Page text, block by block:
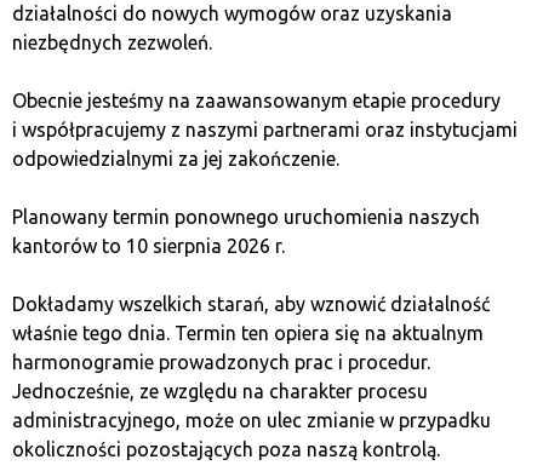
Nie musisz być guru blockchain, żeby wymienić
kryptowaluty w naszym kantorze. Proces jest tak prosty,
z kryptowalutami, poradzisz sobie bez problemu. A jeśli
masz pytania, nasi ludzie są na miejscu, żeby Ci pomóc
– od limitów po warunki wymiany.
Profesjonalna obsługa,
która robi różnicę
Sieć kantorów Bitcoin Quark to ekipa, która zna się
na rzeczy. Nasi specjaliści od lat działają na rynku
kryptowalut, obsługując zarówno początkujących, jak
i doświadczonych inwestorów. Każda transakcja to dla
działalności do nowych wymogów oraz uzyskania
niezbędnych zezwoleń.
Obecnie jesteśmy na zaawansowanym etapie procedury
i współpracujemy z naszymi partnerami oraz instytucjami
odpowiedzialnymi za jej zakończenie.
Planowany termin ponownego uruchomienia naszych
kantorów to 10 sierpnia 2026 r.
Dokładamy wszelkich starań, aby wznowić działalność
właśnie tego dnia. Termin ten opiera się na aktualnym
harmonogramie prowadzonych prac i procedur.
Jednocześnie, ze względu na charakter procesu
administracyjnego, może on ulec zmianie w przypadku
okoliczności pozostających poza naszą kontrolą.